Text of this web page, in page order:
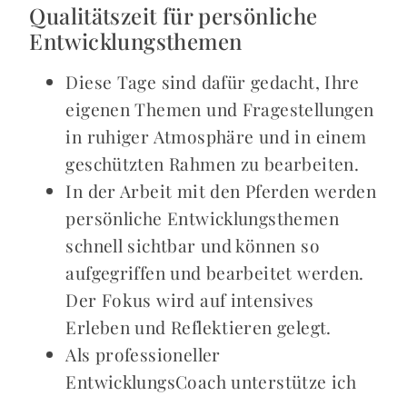
Qualitätszeit für persönliche
Entwicklungsthemen
Diese Tage sind dafür gedacht, Ihre
eigenen Themen und Fragestellungen
in ruhiger Atmosphäre und in einem
geschützten Rahmen zu bearbeiten.
In der Arbeit mit den Pferden werden
persönliche Entwicklungsthemen
schnell sichtbar und können so
aufgegriffen und bearbeitet werden.
Der Fokus wird auf intensives
Erleben und Reflektieren gelegt.
Als professioneller
EntwicklungsCoach unterstütze ich